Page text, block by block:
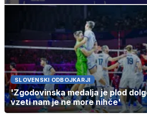
SLOVENSKI ODBOJKARJI
'Zgodovinska medalja je plod
vzeti nam je ne more nihče'